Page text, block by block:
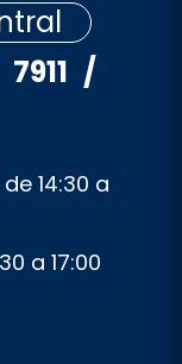
7911 /
14:30 a
a 17:00